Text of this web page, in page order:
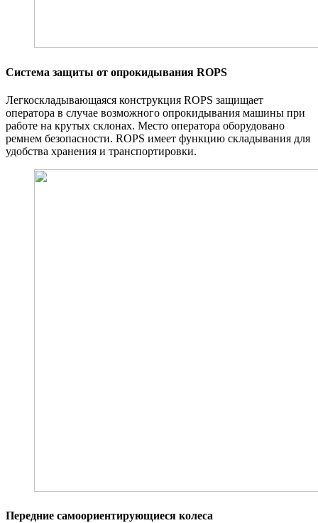
Система защиты от опрокидывания ROPS
Легкоскладывающаяся конструкция ROPS защищает
оператора в случае возможного опрокидывания машины при
работе на крутых склонах. Место оператора оборудовано
ремнем безопасности. ROPS имеет функцию складывания для
удобства хранения и транспортировки.
Передние самоориентирующиеся колеса